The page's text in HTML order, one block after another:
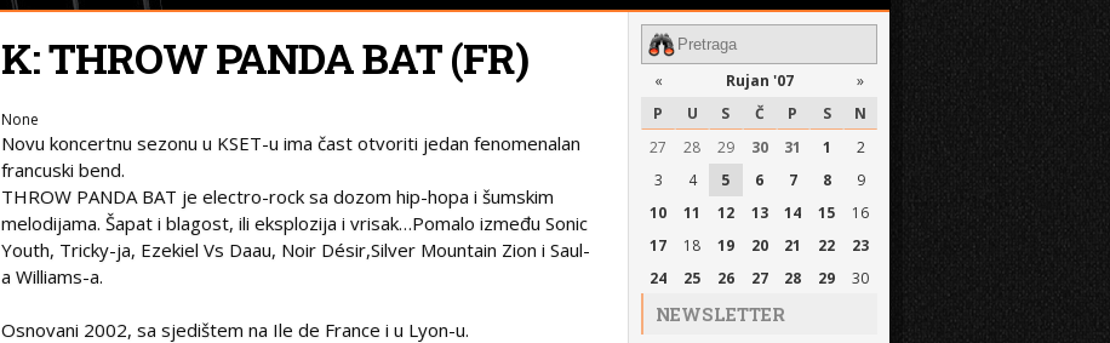
K: THROW PANDA BAT (FR)
None
Novu koncertnu sezonu u KSET-u ima čast otvoriti jedan fenomenalan
francuski bend.
THROW PANDA BAT je electro-rock sa dozom hip-hopa i šumskim
melodijama. Šapat i blagost, ili eksplozija i vrisak…Pomalo između Sonic
Youth, Tricky-ja, Ezekiel Vs Daau, Noir Désir,Silver Mountain Zion i Saul-
a Williams-a.
Osnovani 2002, sa sjedištem na Ile de France i u Lyon-u.
« Rujan '07
»
P
U S Č P S
N
27
28 29 30 31 1
2
3
4 5 6 7 8
9
10
11 12 13 14 15
16
17
18 19 20 21 22
23
24
25 26 27 28 29 30
NEWSLETTER